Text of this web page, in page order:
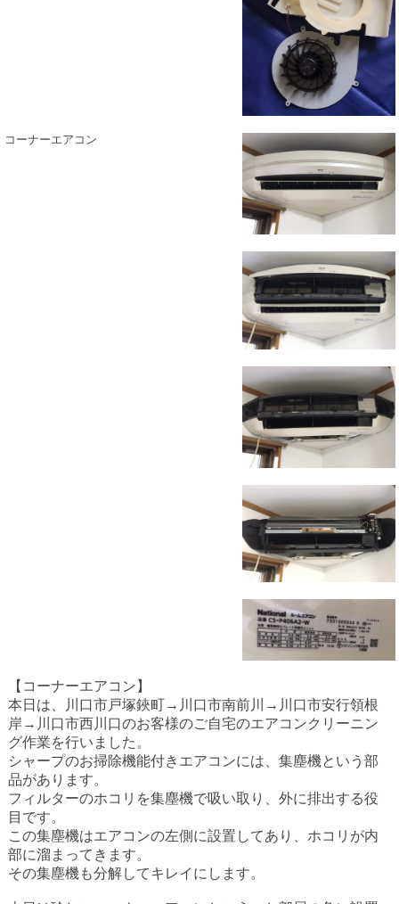
コーナーエアコン
【コーナーエアコン】
本日は、川口市戸塚鋏町→ 川口市南前川 → 川口市安行領根
岸 → 川口市西川口のお客様のご自宅のエアコンクリーニン
グ作業を行いました。
シャープのお掃除機能付きエアコンには、集塵機という部
品があります。
フィルターのホコリを集塵機で吸い取り、外に排出する役
目です。
この集塵機はエアコンの左側に設置してあり、ホコリが内
部に溜まってきます。
その集塵機も分解してキレイにします。